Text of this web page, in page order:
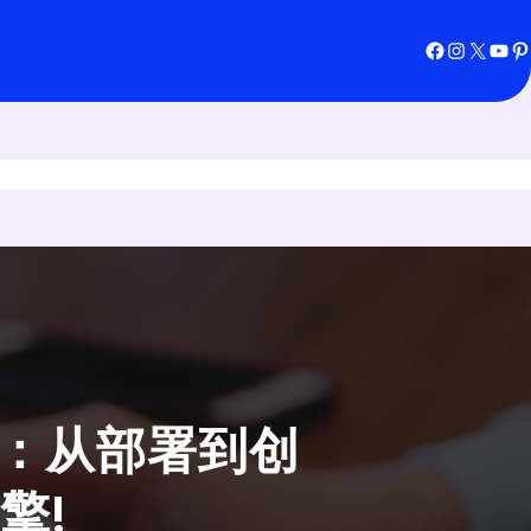
Facebook Instagram X YouTube Pinterest
从部署到创
!